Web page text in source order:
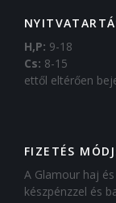
H,P: 9-18
Cs: 8-15
ettől eltérően
FIZETÉS
A Glamour haj
készpénzzel és